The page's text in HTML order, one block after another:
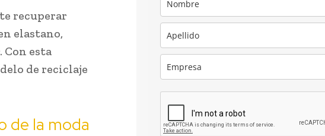
recuperar
elastano,
esta
de reciclaje
de la moda